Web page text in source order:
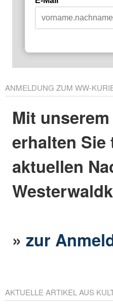
ANMELDUNG ZUM WW-
Mit
erhalten
aktuellen
»zur
AKTUELLE ARTIKEL AUS